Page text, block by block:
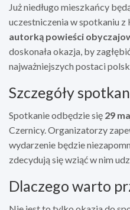
Już niedługo mieszkańcy
uczestniczenia w spotkaniu
autorką powieści
doskonała okazja, by
najważniejszych postaci
Szczegóły
Spotkanie odbędzie się 29
Czernicy. Organizatorzy
wydarzenie będzie
zdecydują się wziąć w nim
Dlaczego warto